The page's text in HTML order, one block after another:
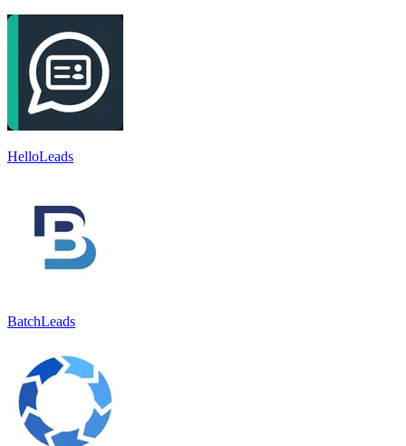
HelloLeads
BatchLeads